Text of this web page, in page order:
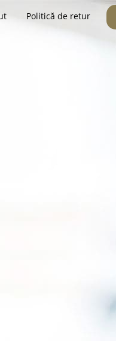
Politică de retur